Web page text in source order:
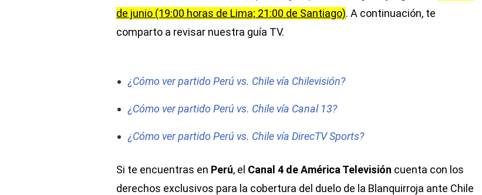
de junio (19:00 horas de Lima; 21:00 de Santiago). A continuación, te
comparto a revisar nuestra guía TV.
¿Cómo ver partido Perú vs. Chile vía Chilevisión?
¿Cómo ver partido Perú vs. Chile vía Canal 13?
¿Cómo ver partido Perú vs. Chile vía DirecTV Sports?
Si te encuentras en Perú, el Canal 4 de América Televisión cuenta con los
derechos exclusivos para la cobertura del duelo de la Blanquirroja ante Chile